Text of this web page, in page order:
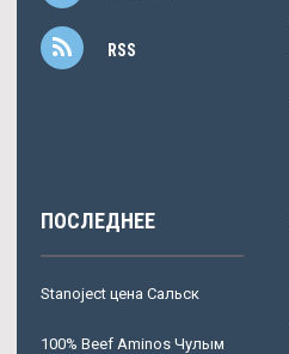
RSS
ПОСЛЕДНЕЕ
Stanoject цена Сальск
100% Beef Aminos Чулым